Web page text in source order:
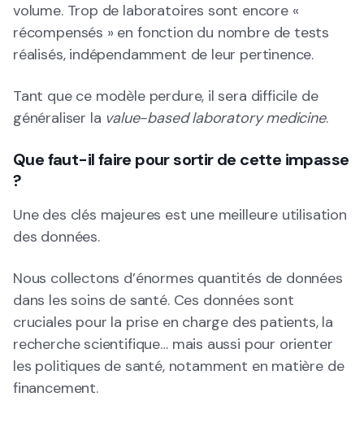
volume. Trop de laboratoires sont encore «
récompensés » en fonction du nombre de tests
réalisés, indépendamment de leur pertinence.
Tant que ce modèle perdure, il sera difficile de
généraliser la value-based laboratory medicine.
Que faut-il faire pour sortir de cette impasse
?
Une des clés majeures est une meilleure utilisation
des données.
Nous collectons d’énormes quantités de données
dans les soins de santé. Ces données sont
cruciales pour la prise en charge des patients, la
recherche scientifique… mais aussi pour orienter
les politiques de santé, notamment en matière de
financement.